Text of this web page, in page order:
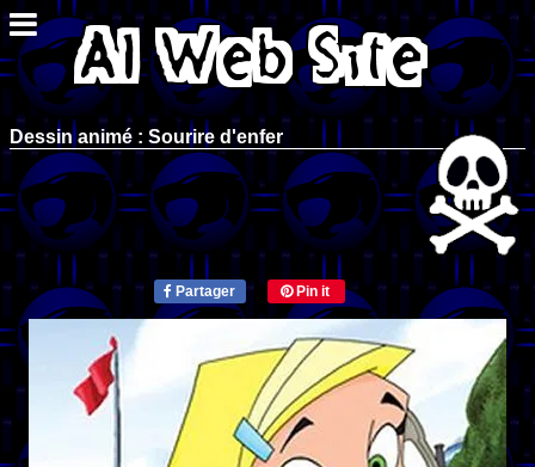
Dessin animé : Sourire d'enfer
Partager Pin it